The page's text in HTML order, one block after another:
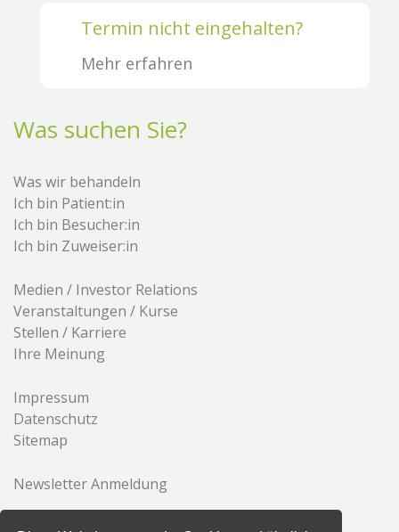
Termin nicht eingehalten?
Mehr erfahren
Was suchen Sie?
Was wir behandeln
Ich bin Patient:in
Ich bin Besucher:in
Ich bin Zuweiser:in
Medien / Investor Relations
Veranstaltungen / Kurse
Stellen / Karriere
Ihre Meinung
Impressum
Datenschutz
Sitemap
Newsletter Anmeldung